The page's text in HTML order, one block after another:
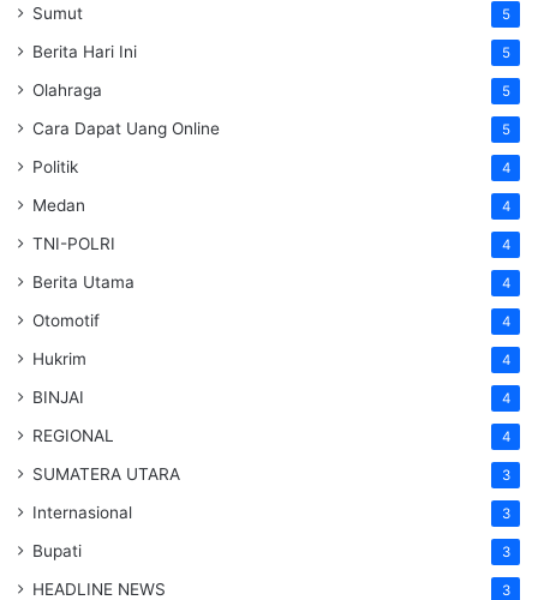
Sumut 5
Berita Hari Ini 5
Olahraga 5
Cara Dapat Uang Online 5
Politik 4
Medan 4
TNI-POLRI 4
Berita Utama 4
Otomotif 4
Hukrim 4
BINJAI 4
REGIONAL 4
SUMATERA UTARA 3
Internasional 3
Bupati 3
HEADLINE NEWS 3